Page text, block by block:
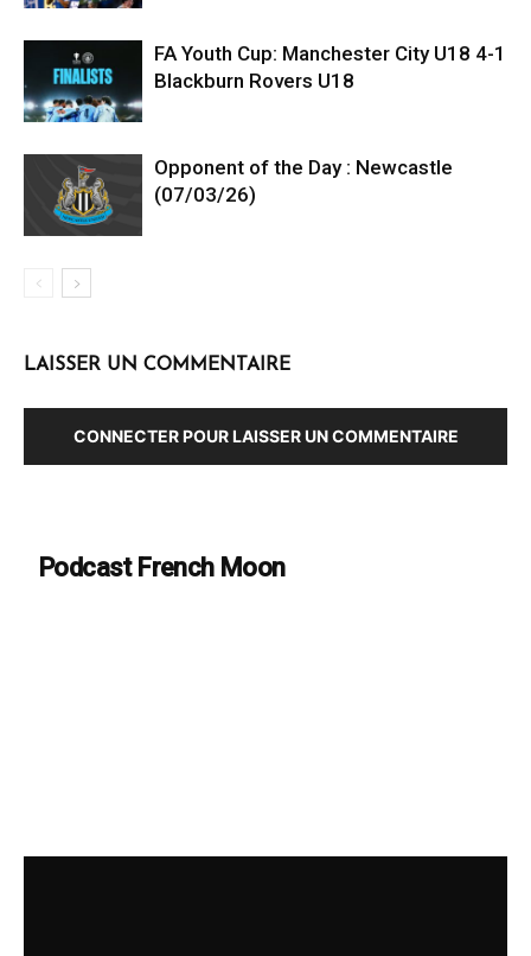
FA Youth Cup: Manchester City U18 4-1
Blackburn Rovers U18
Opponent of the Day : Newcastle
(07/03/26)
LAISSER UN COMMENTAIRE
CONNECTER POUR LAISSER UN COMMENTAIRE
Podcast French Moon